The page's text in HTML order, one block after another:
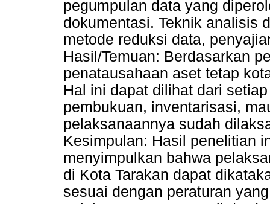
pegumpulan data yang
dokumentasi. Teknik analisis
metode reduksi data,
Hasil/Temuan: Berdasarkan
penatausahaan aset tetap
Hal ini dapat dilihat dari
pembukuan, inventarisasi,
pelaksanaannya sudah
Kesimpulan: Hasil penelitian
menyimpulkan bahwa
di Kota Tarakan dapat
sesuai dengan peraturan